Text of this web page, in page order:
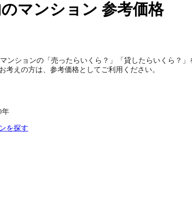
マンション 参考価格
ンションの「売ったらいくら？」「貸したらいくら？
考えの方は、参考価格としてご利用ください。
年
を探す